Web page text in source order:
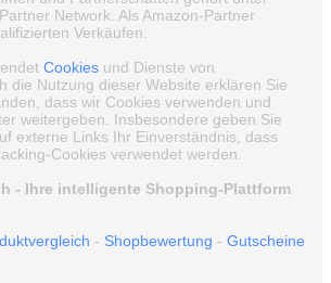
Network. Als Amazon-Partner
Verkäufen.
Cookies und Dienste von
die Nutzung dieser Website erklären Sie
dass wir Cookies verwenden und
weitergeben. Insbesondere geben Sie
externe Links Ihr Einverständnis, dass
Cookies verwendet werden.
- Ihre intelligente Shopping-Plattform
- Shopbewertung - Gutscheine